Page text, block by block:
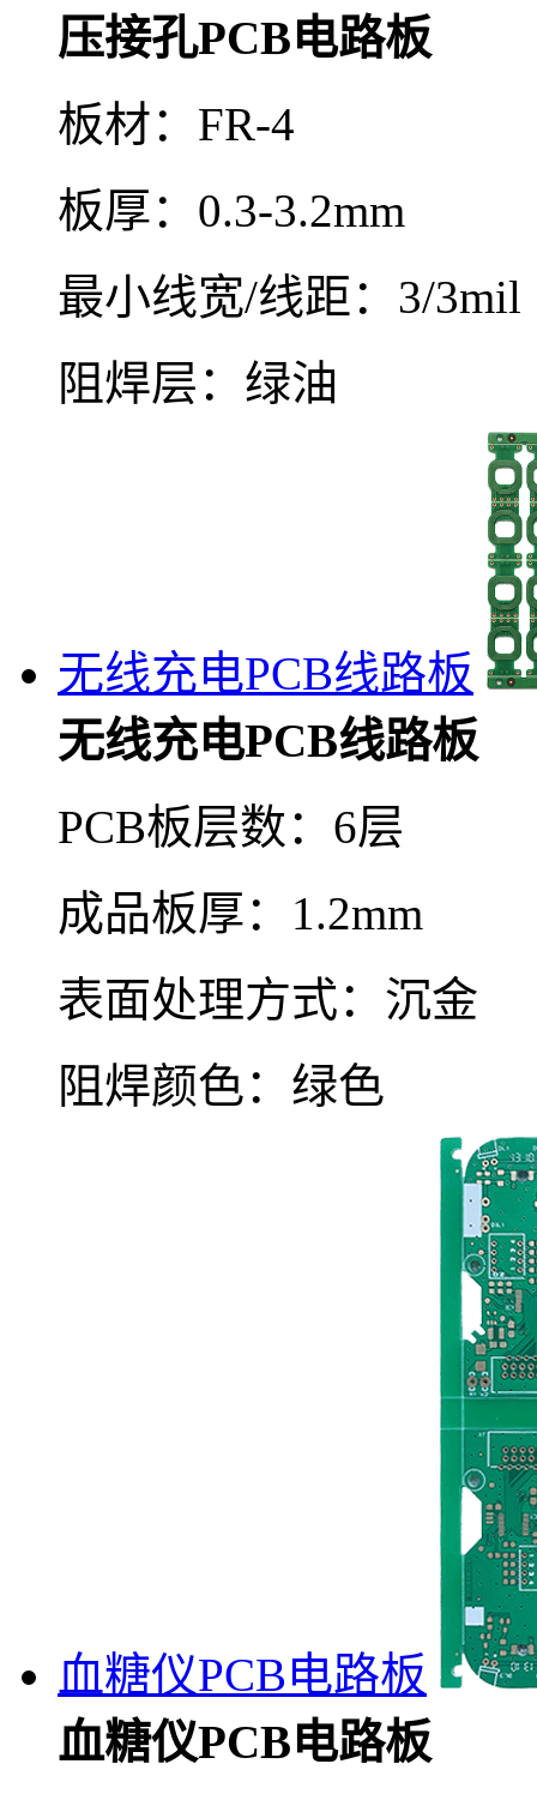
压接孔PCB电路板
板材：FR-4
板厚：0.3-3.2mm
最小线宽/线距：3/3mil
阻焊层：绿油
无线充电PCB线路板
无线充电PCB线路板
PCB板层数：6层
成品板厚：1.2mm
表面处理方式：沉金
阻焊颜色：绿色
血糖仪PCB电路板
血糖仪PCB电路板